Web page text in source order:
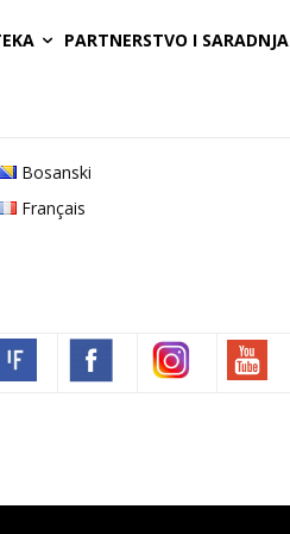
PARTNERSTVO I SARADNJA
Bosanski
Français